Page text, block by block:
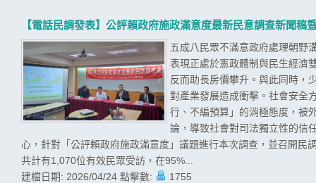
【電話民調發表】公評賴政府施政滿意度最新民意調查新聞稿
五成八民眾不滿意政府處理朝野
表現正處於憲政體制與民生經濟
反而助長房價攀升。與此同時，
對產業發展造成衝擊。社會安全
行、不編預算」的消極態度，被
論，導致社會對司法獨立性的信
心，針對「公評賴政府施政滿意度」議題進行本次調查，並召開
共計有1,070位有效民眾受訪，在95%...
建檔日期: 2026/04/24 點擊數: 1755